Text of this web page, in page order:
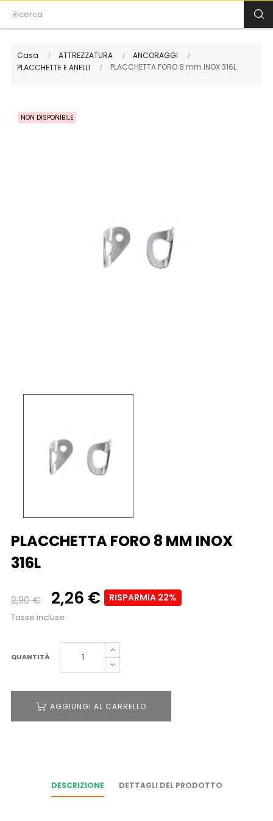
Casa ATTREZZATURA
ANCORAGGI
PLACCHETTE E ANELLI
PLACCHETTA FORO 8 mm INOX 316L
NON DISPONIBILE
PLACCHETTA FORO 8 MM INOX
316L
2,90 € 2,26 € RISPARMIA 22%
Tasse incluse
QUANTITÀ
AGGIUNGI AL CARRELLO
DESCRIZIONE DETTAGLI DEL PRODOTTO